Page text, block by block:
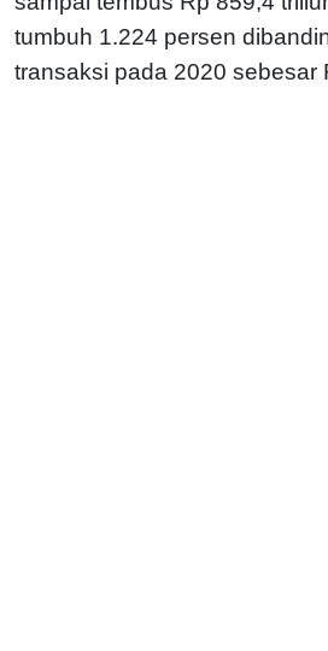
tumbuh 1.224 persen
transaksi pada 2020 sebesar